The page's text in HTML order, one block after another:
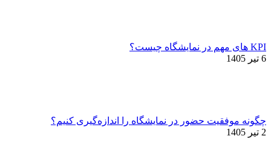
KPI های مهم در نمایشگاه چیست؟
6 تیر 1405
چگونه موفقیت حضور در نمایشگاه را اندازه‌گیری کنیم؟
2 تیر 1405